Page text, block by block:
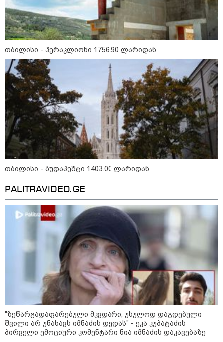
14:40 / 05-08-2026
პუტინმა უკრაინის წინააღმდეგ მებრძოლი
დაჯგუფებების ხელმძღვანელობაში
საკადრო ცვლილებები განახორციელა
12:46 / 01-08-2026
"რუსეთში შესაძლოა, საომარი
მდგომარეობა გამოცხადდეს" -
გენერალ-მაიორ ვახტანგ
კაპანაძის ანალიზი
08:24 / 29-07-2026
კასპიის ზღვა: სამი ქვეყნის
დაპირისპირების ახალი
ადგილი - რა სტრატეგიული
მნიშვნელობა აქვს ამ ადგილს
09:42 / 22-07-2026
რუსეთის ქალაქებში,
კრასნოდარსა და ნევინომისკში,
Wildberries-ის ლოგისტიკურ
ცენტრებზე თავდასხმა მოხდა-
არიან დაშავებულები
თბილისი - ჰერაკლიონი 1756.90 ლარიდან
თბილისი - ბუდაპეშტი 1403.00 ლარიდან
PALITRAVIDEO.GE
"ზეწარგადაფარებული მკვდარი, უსულოდ დაგდებული
შვილი არ უნახავს იმნაძის დედას" - ეკა კუპატაძის
პირველი ემოციური კომენტარი ნია იმნაძის დაკავებაზე